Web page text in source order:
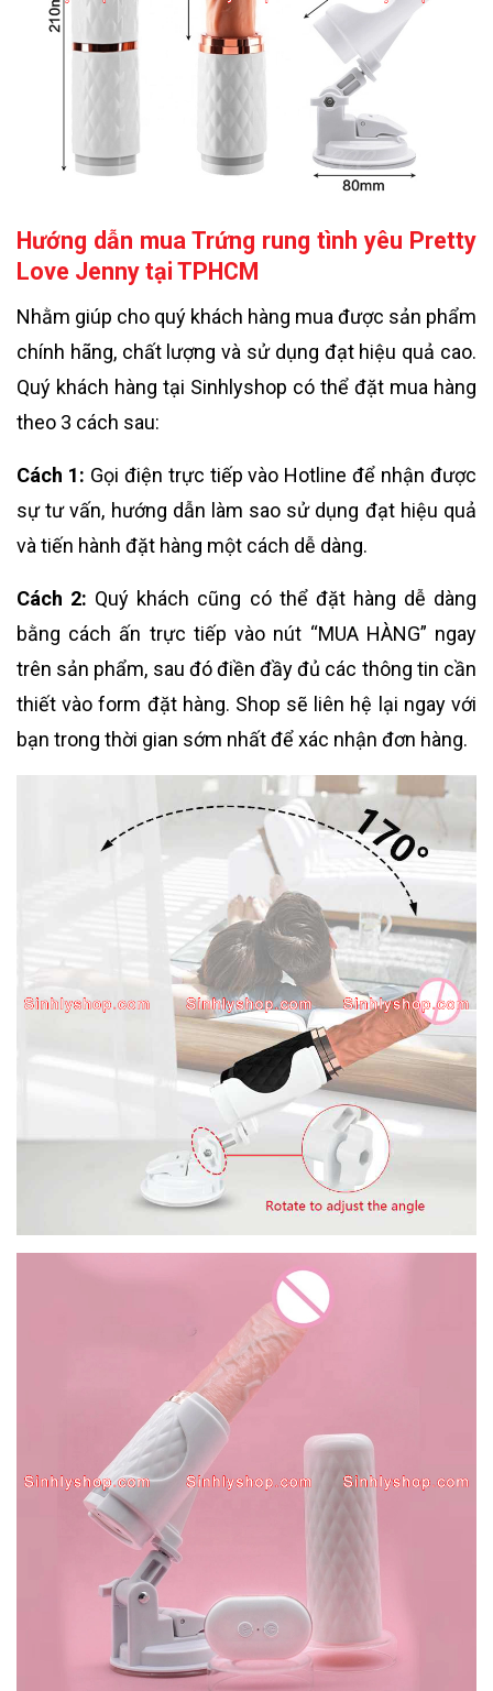
Hướng dẫn mua Trứng rung tình yêu Pretty
Love Jenny tại TPHCM
Nhằm giúp cho quý khách hàng mua được sản phẩm
chính hãng, chất lượng và sử dụng đạt hiệu quả cao.
Quý khách hàng tại Sinhlyshop có thể đặt mua hàng
theo 3 cách sau:
Cách 1: Gọi điện trực tiếp vào Hotline để nhận được
sự tư vấn, hướng dẫn làm sao sử dụng đạt hiệu quả
và tiến hành đặt hàng một cách dễ dàng.
Cách 2: Quý khách cũng có thể đặt hàng dễ dàng
bằng cách ấn trực tiếp vào nút “MUA HÀNG” ngay
trên sản phẩm, sau đó điền đầy đủ các thông tin cần
thiết vào form đặt hàng. Shop sẽ liên hệ lại ngay với
bạn trong thời gian sớm nhất để xác nhận đơn hàng.